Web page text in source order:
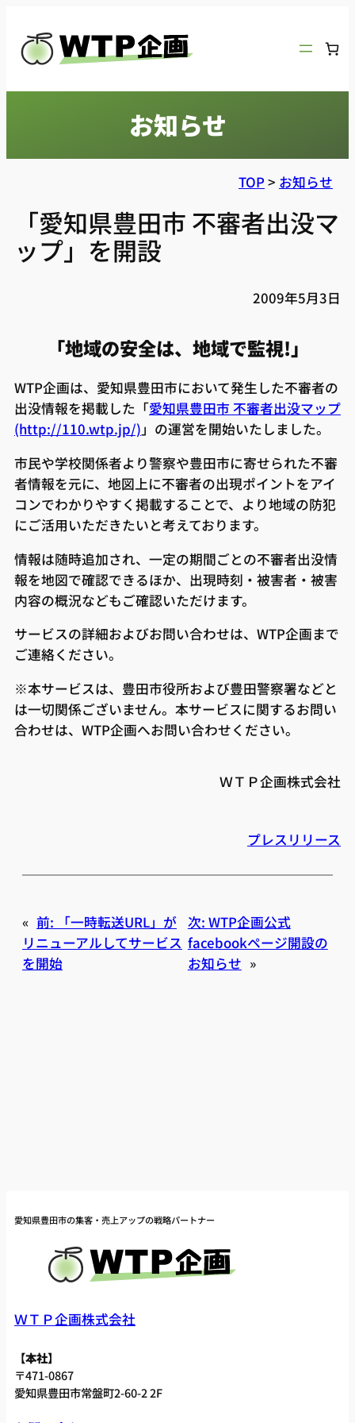
お知らせ
TOP > お知らせ
「愛知県豊田市 不審者出没マ
ップ」を開設
2009年5月3日
「地域の安全は、地域で監視!」
WTP企画は、愛知県豊田市において発生した不審者の
出没情報を掲載した「愛知県豊田市 不審者出没マップ
(http://110.wtp.jp/) 」の運営を開始いたしました。
市民や学校関係者より警察や豊田市に寄せられた不審
者情報を元に、地図上に不審者の出現ポイントをアイ
コンでわかりやすく掲載することで、より地域の防犯
にご活用いただきたいと考えております。
情報は随時追加され、一定の期間ごとの不審者出没情
報を地図で確認できるほか、出現時刻・被害者・被害
内容の概況などもご確認いただけます。
サービスの詳細およびお問い合わせは、WTP企画まで
ご連絡ください。
※本サービスは、豊田市役所および豊田警察署などと
は一切関係ございません。本サービスに関するお問い
合わせは、WTP企画へお問い合わせください。
ＷＴＰ企画株式会社
プレスリリース
« 前:
「一時転送URL」が
リニューアルしてサービス
を開始
次: WTP企画公式
facebookページ開設の
お知らせ »
愛知県豊田市の集客・売上アップの戦略パートナー
ＷＴＰ企画株式会社
【本社】
〒471-0867
愛知県豊田市常盤町2-60-2 2F